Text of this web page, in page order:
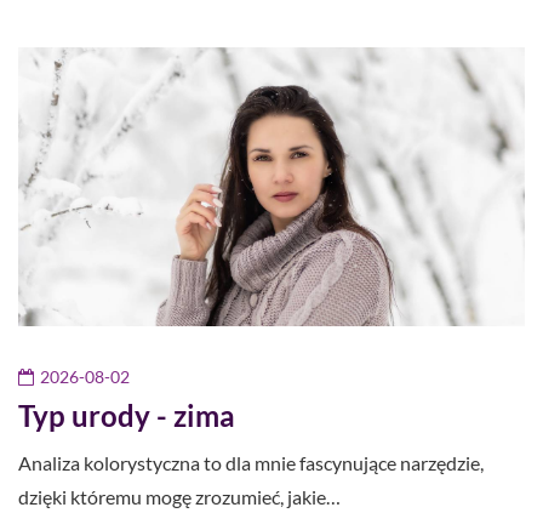
2026-08-02
Typ urody - zima
Analiza kolorystyczna to dla mnie fascynujące narzędzie,
dzięki któremu mogę zrozumieć, jakie…